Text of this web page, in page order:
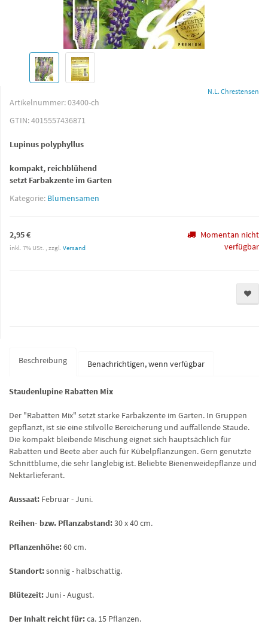
N.L. Chrestensen
Artikelnummer:03400-ch
GTIN:4015557436871
Lupinus polyphyllus
kompakt, reichblühend
setzt Farbakzente im Garten
Kategorie: Blumensamen
2,95 €
inkl. 7% USt. , zzgl. Versand
Momentan nicht
verfügbar
Beschreibung Benachrichtigen, wenn verfügbar
Staudenlupine Rabatten Mix
Der "Rabatten Mix" setzt starke Farbakzente im Garten. In Gruppen
gepflanzt, ist sie eine stilvolle Bereicherung und auffallende Staude.
Die kompakt bleibende Mischung eignet sich hauptsächlich für
Rabatten und Beete aber auch für Kübelpflanzungen. Gern genutzte
Schnittblume, die sehr langlebig ist. Beliebte Bienenweidepflanze und
Nektarlieferant.
Aussaat: Februar - Juni.
Reihen- bzw. Pflanzabstand:30 x 40 cm.
Pflanzenhöhe:60 cm.
Standort:sonnig - halbschattig.
Blütezeit:Juni - August.
Der Inhalt reicht für:ca. 15 Pflanzen.